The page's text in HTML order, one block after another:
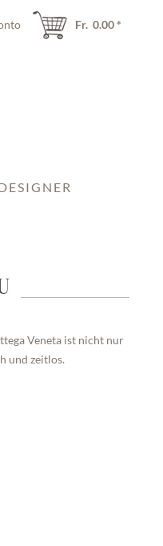
Fr. 0.00 *
Veneta ist nicht nur
und zeitlos.